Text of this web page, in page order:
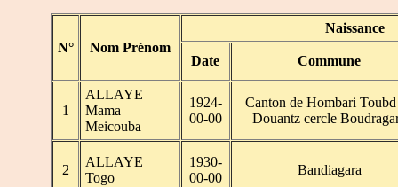
N° Nom Prénom
Naissance
Date Commune
1
ALLAYE
Mama
Meicouba
1924-
00-00
Canton de Hombari Toubd
Douantz cercle
2
ALLAYE
Togo
1930-
00-00
Bandiagara